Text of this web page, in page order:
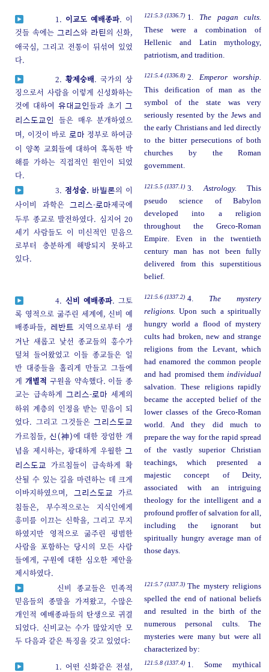
1. 이교도 예배종파. 이
것들 속에는 그리스와 라틴의 신화,
애국심, 그리고 전통이 뒤섞여 있었
다.
121:5.3 (1336.7) 1. The pagan cults.
These were a combination of
Hellenic and Latin mythology,
patriotism, and tradition.
2.황제숭배. 국가의 상
징으로서 사람을 이렇게 신성화하는
것에 대하여
유대교인들과 초기 그
리스도교인
들은 매우 분개하였으
며, 이것이 바로 로마 정부로 하여금
이 양쪽 교회들에 대하여 혹독한 박
해를 가하는 직접적인 원인이 되었
다.
121:5.4 (1336.8) 2. Emperor worship.
This deification of man as the
symbol of the state was very
seriously resented by the Jews and
the early Christians and led directly
to the bitter persecutions of both
churches by the Roman
government.
3. 점성술. 바빌론의 이
사이비 과학은
그리스-로마제국에
두루 종교로 발전하였다. 심지어 20
세기 사람들도 이 미신적인 믿음으
로부터 충분하게 해방되지 못하고
있다.
121:5.5 (1337.1) 3.Astrology. This
pseudo science of Babylon
developed into a religion
throughout the Greco-Roman
Empire. Even in the twentieth
century man has not been fully
delivered from this superstitious
belief.
4.신비 예배종파. 그토
록 영적으로 굶주린 세계에, 신비 예
배종파들,
레반트
지역으로부터 생
겨난 새롭고 낯선 종교들의 홍수가
덮쳐 들어왔었고 이들 종교들은 일
반 대중들을 홀리게 만들고 그들에
게개별적 구원을 약속했다. 이들 종
교는 급속하게 그리스-로마 세계의
하위 계층의 인정을 받는 믿음이 되
었다. 그리고 그것들은 그리스도교
가르침들,신(神)에 대한 장엄한 개
념을 제시하는, 광대하게 우월한 그
리스도교
가르침들이 급속하게 확
산될 수 있는 길을 마련하는 데 크게
이바지하였으며,
그리스도교
가르
침들은, 부수적으로는 지식인에게
흥미를 이끄는 신학을, 그리고 무지
하였지만 영적으로 굶주린 평범한
사람을 포함하는 당시의 모든 사람
들에게, 구원에 대한 심오한 제안을
제시하였다.
121:5.6 (1337.2) 4. The mystery
religions. Upon such a spiritually
hungry world a flood of mystery
cults had broken, new and strange
religions from the Levant, which
had enamored the common people
and had promised themindividual
salvation. These religions rapidly
became the accepted belief of the
lower classes of the Greco-Roman
world. And they did much to
prepare the way for the rapid spread
of the vastly superior Christian
teachings, which presented a
majestic concept of Deity,
associated with an intriguing
theology for the intelligent and a
profound proffer of salvation for all,
including the ignorant but
spiritually hungry average man of
those days.
신비 종교들은 민족적
믿음들의 종말을 가져왔고, 수많은
개인적 예배종파들의 탄생으로 귀결
되었다. 신비교는 수가 많았지만 모
두 다음과 같은 특징을 갖고 있었다:
121:5.7 (1337.3) The mystery religions
spelled the end of national beliefs
and resulted in the birth of the
numerous personal cults. The
mysteries were many but were all
characterized by:
1. 어떤 신화같은 전설,
121:5.8 (1337.4) 1. Some mythical